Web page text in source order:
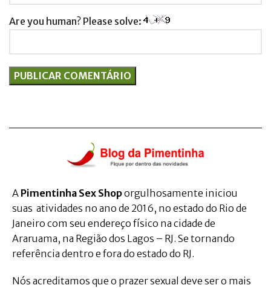
Are you human? Please solve:
A Pimentinha Sex Shoporgulhosamente iniciou
suas atividades no ano de 2016, no estado do Rio de
Janeiro com seu endereço físico na cidade de
Araruama, na Região dos Lagos – RJ. Se tornando
referência dentro e fora do estado do RJ.
Nós acreditamos que o prazer sexual deve ser o mais